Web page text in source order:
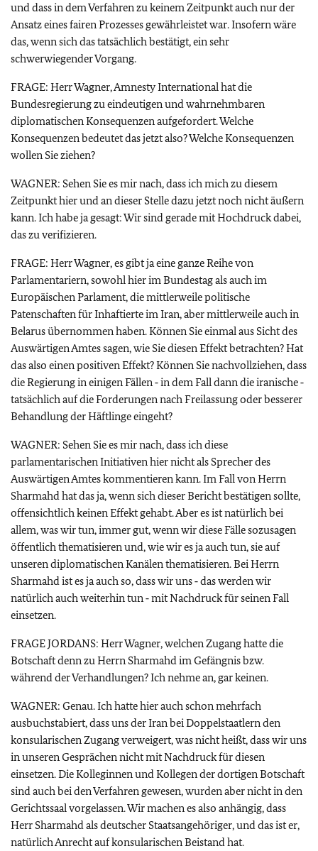
und dass in dem Verfahren zu keinem Zeitpunkt auch nur der
Ansatz eines fairen Prozesses gewährleistet war. Insofern wäre
das, wenn sich das tatsächlich bestätigt, ein sehr
schwerwiegender Vorgang.
FRAGE: Herr Wagner, Amnesty International hat die
Bundesregierung zu eindeutigen und wahrnehmbaren
diplomatischen Konsequenzen aufgefordert. Welche
Konsequenzen bedeutet das jetzt also? Welche Konsequenzen
wollen Sie ziehen?
WAGNER: Sehen Sie es mir nach, dass ich mich zu diesem
Zeitpunkt hier und an dieser Stelle dazu jetzt noch nicht äußern
kann. Ich habe ja gesagt: Wir sind gerade mit Hochdruck dabei,
das zu verifizieren.
FRAGE: Herr Wagner, es gibt ja eine ganze Reihe von
Parlamentariern, sowohl hier im Bundestag als auch im
Europäischen Parlament, die mittlerweile politische
Patenschaften für Inhaftierte im Iran, aber mittlerweile auch in
Belarus übernommen haben. Können Sie einmal aus Sicht des
Auswärtigen Amtes sagen, wie Sie diesen Effekt betrachten? Hat
das also einen positiven Effekt? Können Sie nachvollziehen, dass
die Regierung in einigen Fällen ‑ in dem Fall dann die iranische ‑
tatsächlich auf die Forderungen nach Freilassung oder besserer
Behandlung der Häftlinge eingeht?
WAGNER: Sehen Sie es mir nach, dass ich diese
parlamentarischen Initiativen hier nicht als Sprecher des
Auswärtigen Amtes kommentieren kann. Im Fall von Herrn
Sharmahd hat das ja, wenn sich dieser Bericht bestätigen sollte,
offensichtlich keinen Effekt gehabt. Aber es ist natürlich bei
allem, was wir tun, immer gut, wenn wir diese Fälle sozusagen
öffentlich thematisieren und, wie wir es ja auch tun, sie auf
unseren diplomatischen Kanälen thematisieren. Bei Herrn
Sharmahd ist es ja auch so, dass wir uns ‑ das werden wir
natürlich auch weiterhin tun ‑ mit Nachdruck für seinen Fall
einsetzen.
FRAGE JORDANS: Herr Wagner, welchen Zugang hatte die
Botschaft denn zu Herrn Sharmahd im Gefängnis bzw.
während der Verhandlungen? Ich nehme an, gar keinen.
WAGNER: Genau. Ich hatte hier auch schon mehrfach
ausbuchstabiert, dass uns der Iran bei Doppelstaatlern den
konsularischen Zugang verweigert, was nicht heißt, dass wir uns
in unseren Gesprächen nicht mit Nachdruck für diesen
einsetzen. Die Kolleginnen und Kollegen der dortigen Botschaft
sind auch bei den Verfahren gewesen, wurden aber nicht in den
Gerichtssaal vorgelassen. Wir machen es also anhängig, dass
Herr Sharmahd als deutscher Staatsangehöriger, und das ist er,
natürlich Anrecht auf konsularischen Beistand hat.